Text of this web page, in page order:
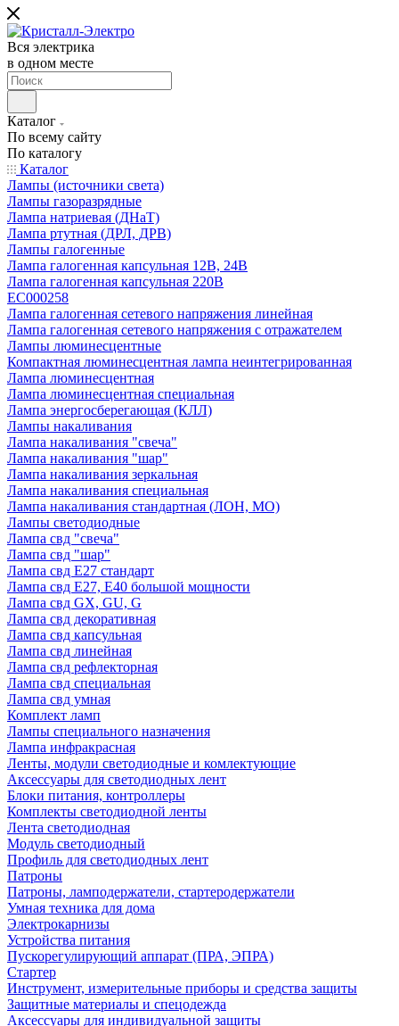
Вся электрика
в одном месте
Каталог
По всему сайту
По каталогу
Каталог
Лампы (источники света)
Лампы газоразрядные
Лампа натриевая (ДНаТ)
Лампа ртутная (ДРЛ, ДРВ)
Лампы галогенные
Лампа галогенная капсульная 12В, 24В
Лампа галогенная капсульная 220В
EC000258
Лампа галогенная сетевого напряжения линейная
Лампа галогенная сетевого напряжения с отражателем
Лампы люминесцентные
Компактная люминесцентная лампа неинтегрированная
Лампа люминесцентная
Лампа люминесцентная специальная
Лампа энергосберегающая (КЛЛ)
Лампы накаливания
Лампа накаливания "свеча"
Лампа накаливания "шар"
Лампа накаливания зеркальная
Лампа накаливания специальная
Лампа накаливания стандартная (ЛОН, МО)
Лампы светодиодные
Лампа свд "свеча"
Лампа свд "шар"
Лампа свд E27 стандарт
Лампа свд E27, Е40 большой мощности
Лампа свд GX, GU, G
Лампа свд декоративная
Лампа свд капсульная
Лампа свд линейная
Лампа свд рефлекторная
Лампа свд специальная
Лампа свд умная
Комплект ламп
Лампы специального назначения
Лампа инфракрасная
Ленты, модули светодиодные и комлектующие
Аксессуары для светодиодных лент
Блоки питания, контроллеры
Комплекты светодиодной ленты
Лента светодиодная
Модуль светодиодный
Профиль для светодиодных лент
Патроны
Патроны, ламподержатели, стартеродержатели
Умная техника для дома
Электрокарнизы
Устройства питания
Пускорегулирующий аппарат (ПРА, ЭПРА)
Стартер
Инструмент, измерительные приборы и средства защиты
Защитные материалы и спецодежда
Аксессуары для индивидуальной защиты